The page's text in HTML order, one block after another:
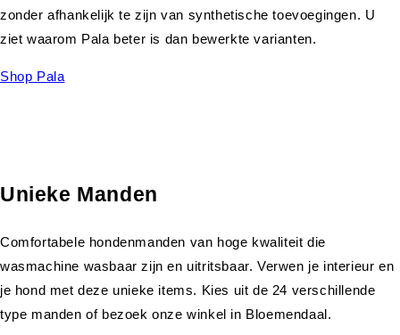
zonder afhankelijk te zijn van synthetische toevoegingen. U
ziet waarom Pala beter is dan bewerkte varianten.
Shop Pala
Unieke Manden
Comfortabele hondenmanden van hoge kwaliteit die
wasmachine wasbaar zijn en uitritsbaar. Verwen je interieur en
je hond met deze unieke items. Kies uit de 24 verschillende
type manden of bezoek onze winkel in Bloemendaal.